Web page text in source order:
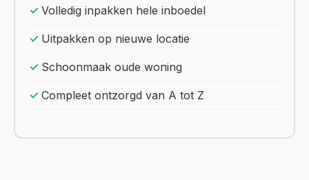
Volledig inpakken hele inboedel
Uitpakken op nieuwe locatie
Schoonmaak oude woning
Compleet ontzorgd van A tot Z